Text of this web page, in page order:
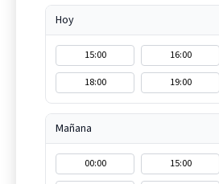
Hoy
15:00 16:00
18:00
19:00
Mañana
00:00 15:00